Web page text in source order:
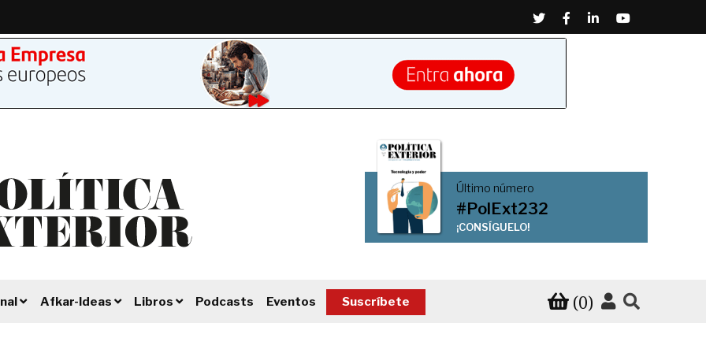
TwitterFacebook
LinkedinYoutube
Último número
#PolExt232
¡CONSÍGUELO!
Afkar-Ideas Libros Podcasts Eventos Suscríbete (0)